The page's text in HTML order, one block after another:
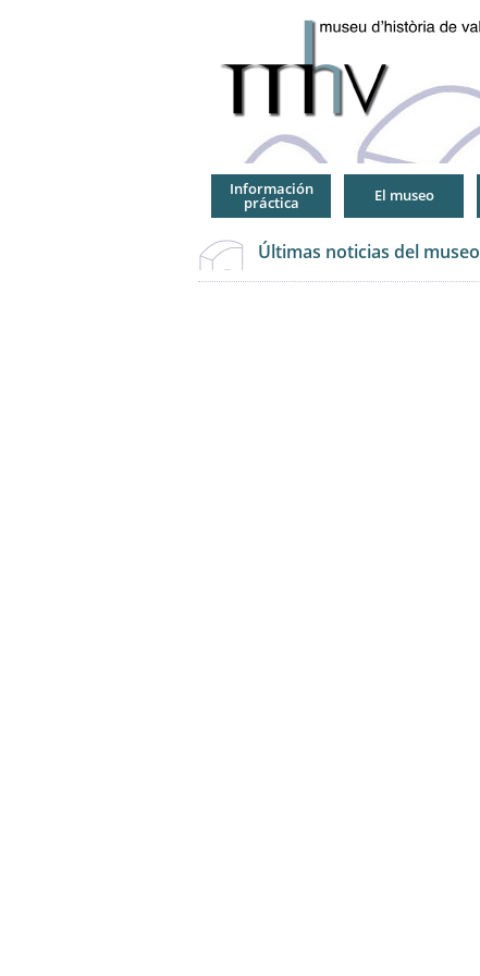
Información
práctica El museo
Últimas noticias del museo